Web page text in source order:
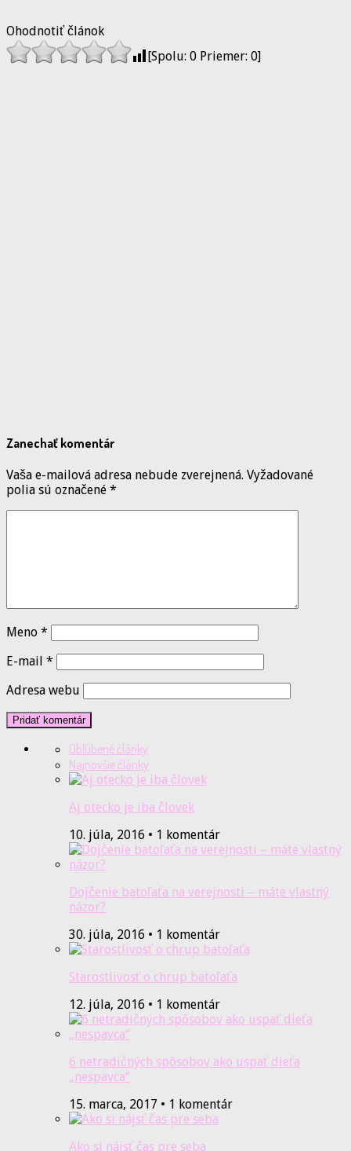
Ohodnotiť článok
[Spolu: 0 Priemer: 0]
Zanechať komentár
Vaša e-mailová adresa nebude zverejnená. Vyžadované
polia sú označené *
Meno *
E-mail *
Adresa webu
Obľúbené články
Najnovšie články
Aj otecko je iba človek
10. júla, 2016 • 1 komentár
Dojčenie batoľaťa na verejnosti – máte vlastný
názor?
30. júla, 2016 • 1 komentár
Starostlivosť o chrup batoľaťa
12. júla, 2016 • 1 komentár
6 netradičných spôsobov ako uspať dieťa
„nespavca“
15. marca, 2017 • 1 komentár
Ako si nájsť čas pre seba